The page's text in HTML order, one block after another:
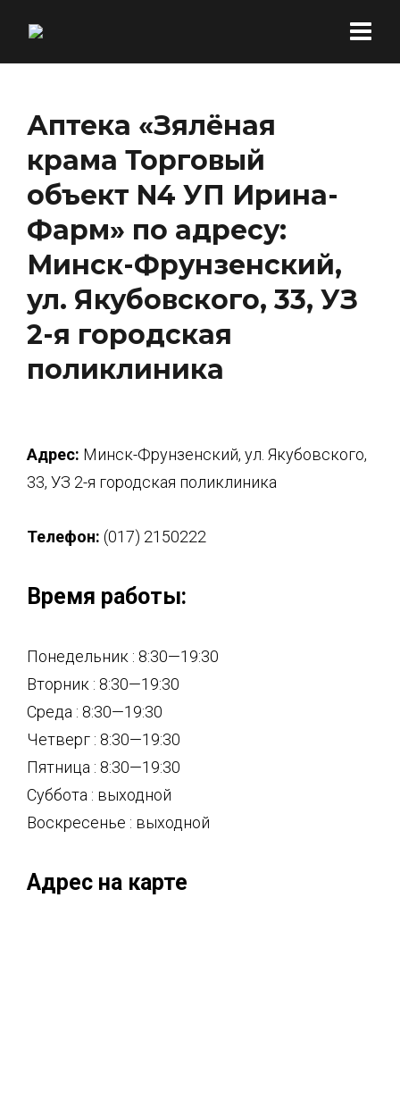
Аптека «Зялёная
крама Торговый
объект N4 УП Ирина-
Фарм» по адресу:
Минск-Фрунзенский,
ул. Якубовского, 33, УЗ
2-я городская
поликлиника
Адрес: Минск-Фрунзенский, ул. Якубовского,
33, УЗ 2-я городская поликлиника
Телефон: (017) 2150222
Время работы:
Понедельник : 8:30—19:30
Вторник : 8:30—19:30
Среда : 8:30—19:30
Четверг : 8:30—19:30
Пятница : 8:30—19:30
Суббота : выходной
Воскресенье : выходной
Адрес на карте